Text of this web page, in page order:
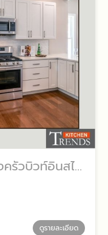
รับออกแบบตกแต่งครัวบิวท์อินสไตล์ยุโรป
ดูรายละเอียด